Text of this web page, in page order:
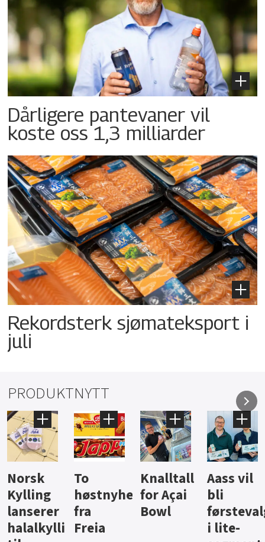
Dårligere pantevaner vil
koste oss 1,3 milliarder
Rekordsterk sjømateksport i
juli
PRODUKTNYTT
Knalltall
for Açai
Bowl
Aass vil
bli
førstevalg
i lite-
Brus og
jus fra
Berentsen
Hard
iste fra
Hansa